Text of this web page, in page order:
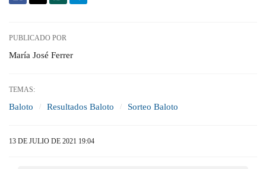
PUBLICADO POR
María José Ferrer
TEMAS:
Baloto Resultados Baloto Sorteo Baloto
13 DE JULIO DE 2021 19:04